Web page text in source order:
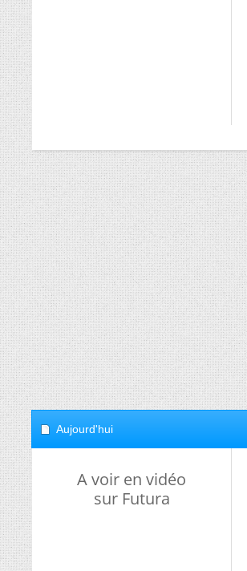
Aujourd'hui
A voir en vidéo
sur Futura